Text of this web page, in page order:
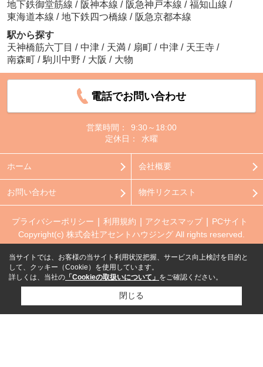
地下鉄御堂筋線 / 阪神本線 / 阪急神戸本線 / 福知山線 /
東海道本線 / 地下鉄四つ橋線 / 阪急京都本線
駅から探す
天神橋筋六丁目 / 中津 / 天満 / 扇町 / 中津 / 天王寺 /
南森町 / 駒川中野 / 大阪 / 大物
電話でお問い合わせ
営業時間：
9:30～18:00
定休日：
水曜
ホーム 会社概要
お問い合わせ 物件リクエスト
プライバシーポリシー 利用規約 アクセスマップ
PCサイト
Copyright(c) 株式会社アセントハウジング All rights reserved.
当サイトでは、お客様の当サイト利用状況把握、サービス向上検討を目的と
して、クッキー（Cookie）を使用しています。
詳しくは、当社の 「Cookieの取扱いについて」 をご確認ください。
閉じる